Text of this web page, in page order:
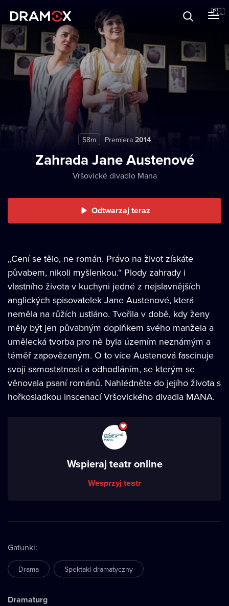
🇵🇱
Karty podarunkowe
Zarejestruj się
58m Premiera 2014
Zahrada Jane Austenové
Vršovické divadlo Mana
Odtwarzaj teraz
„Cení se tělo, ne román. Právo na život získáte
půvabem, nikoli myšlenkou.“ Plody zahrady i
vlastního života v kuchyni jedné z nejslavnějších
anglických spisovatelek Jane Austenové, která
neměla na růžích ustláno. Tvořila v době, kdy ženy
měly být jen půvabným doplňkem svého manžela a
umělecká tvorba pro ně byla územím neznámým a
téměř zapovězeným. O to více Austenová fascinuje
svoji samostatností a odhodláním, se kterým se
věnovala psaní románů. Nahlédněte do jejího života s
hořkosladkou inscenací Vršovického divadla MANA.
Wspieraj teatr online
Wesprzyj teatr
Gatunki:
Drama Spektakl dramatyczny
Dramaturg